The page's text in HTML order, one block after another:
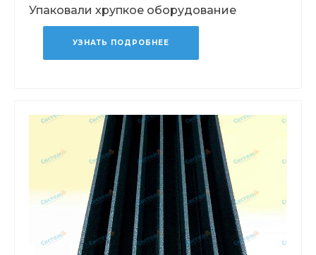
Упаковали хрупкое оборудование
УЗНАТЬ ПОДРОБНЕЕ